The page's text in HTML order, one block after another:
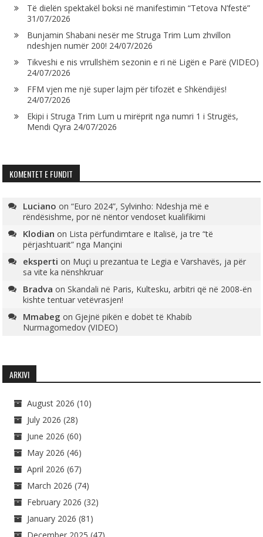
Të dielën spektakël boksi në manifestimin “Tetova N’festë”
31/07/2026
Bunjamin Shabani nesër me Struga Trim Lum zhvillon
ndeshjen numër 200! 24/07/2026
Tikveshi e nis vrrullshëm sezonin e ri në Ligën e Parë (VIDEO)
24/07/2026
FFM vjen me një super lajm për tifozët e Shkëndijës!
24/07/2026
Ekipi i Struga Trim Lum u mirëprit nga numri 1 i Strugës,
Mendi Qyra 24/07/2026
KOMENTET E FUNDIT
Luciano on“Euro 2024”, Sylvinho: Ndeshja më e
rëndësishme, por në nëntor vendoset kualifikimi
Klodian on Lista përfundimtare e Italisë, ja tre “të
përjashtuarit” nga Mançini
eksperti on Muçi u prezantua te Legia e Varshavës, ja për
sa vite ka nënshkruar
Bradva onSkandali në Paris, Kultesku, arbitri që në 2008-ën
kishte tentuar vetëvrasjen!
Mmabeg onGjejnë pikën e dobët të Khabib
Nurmagomedov (VIDEO)
ARKIVI
August 2026 (10)
July 2026 (28)
June 2026 (60)
May 2026 (46)
April 2026 (67)
March 2026 (74)
February 2026 (32)
January 2026 (81)